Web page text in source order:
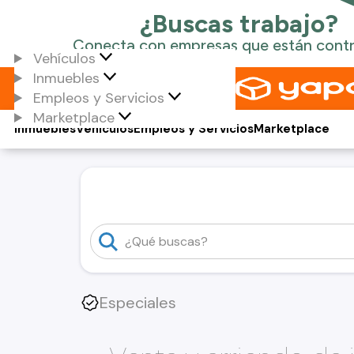
Vehículos
Inmuebles
Empleos y Servicios
Marketplace
Vehículos
Inmuebles Empleos y ServiciosMarketplace
Especiales